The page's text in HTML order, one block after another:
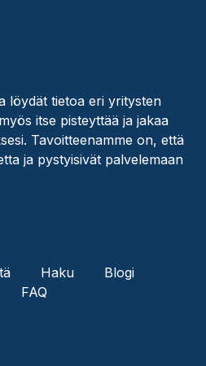
löydät tietoa eri yritysten
itse pisteyttää ja jakaa
Tavoitteenamme on, että
ja pystyisivät palvelemaan
Haku
Blogi
FAQ